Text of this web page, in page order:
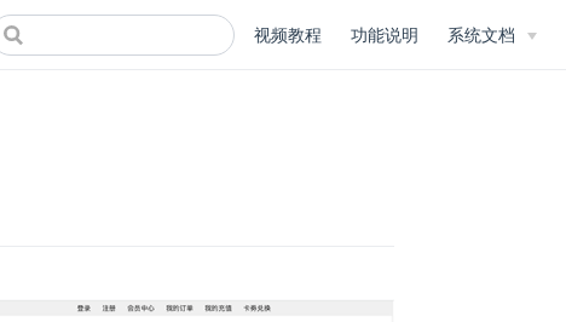
视频教程 功能说明 系统文档